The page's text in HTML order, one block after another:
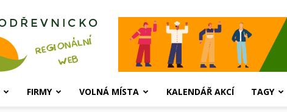
Horní
FIRMY VOLNÁ MÍSTA KALENDÁŘ AKCÍ TAGY